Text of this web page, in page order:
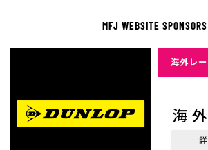
MFJ WEBSITE SPONSORS